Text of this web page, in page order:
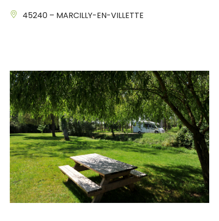
45240 – MARCILLY-EN-VILLETTE